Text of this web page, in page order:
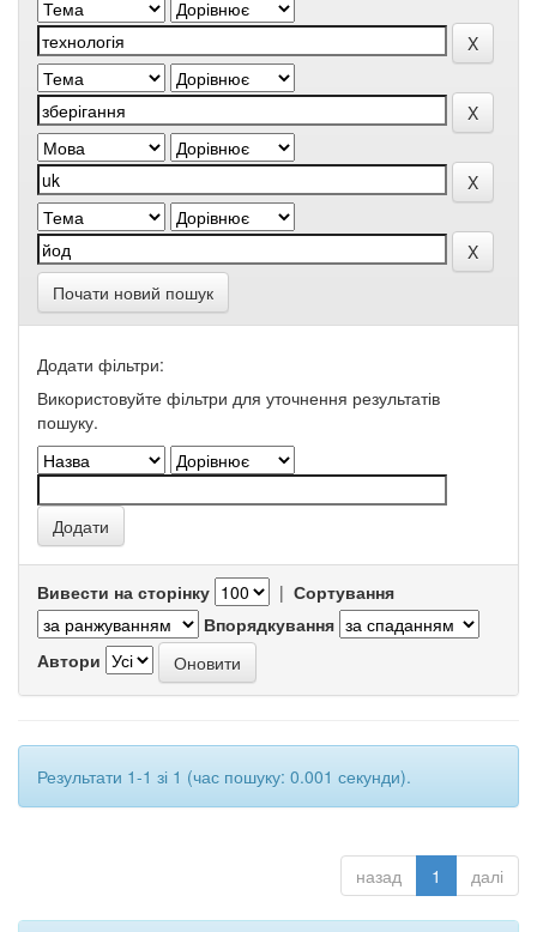
Почати новий пошук
Додати фільтри:
Використовуйте фільтри для уточнення результатів
пошуку.
Вивести на сторінку | Сортування
Впорядкування
Автори
Результати 1-1 зі 1 (час пошуку: 0.001 секунди).
назад 1 далі